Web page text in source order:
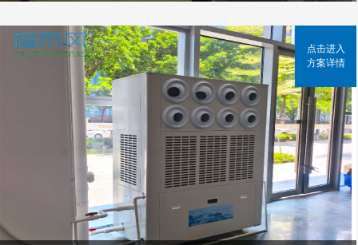
点击进入
方案详情